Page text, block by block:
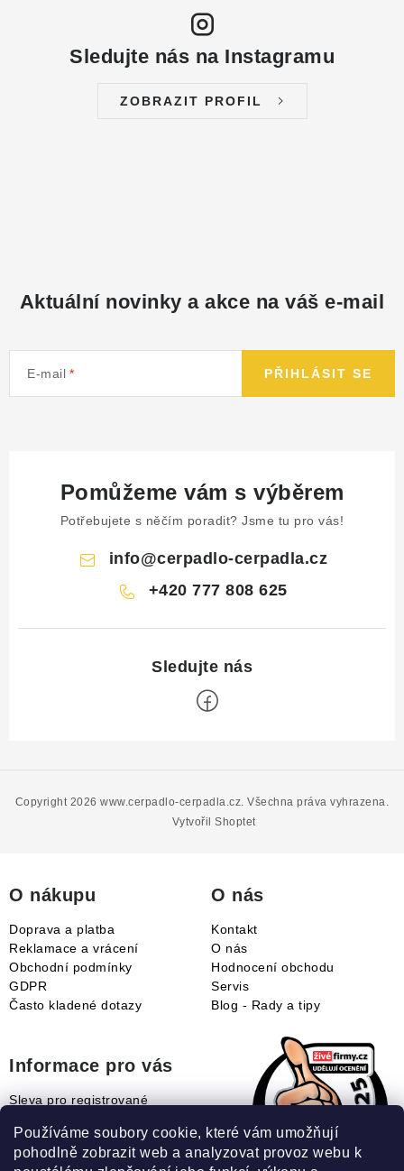
Používáme soubory cookie, které vám umožňují
pohodlně zobrazit web a analyzovat provoz webu k
Sledujte nás na Instagramu
ZOBRAZIT PROFIL
Aktuální novinky a akce na váš e-mail
E-mail PŘIHLÁSIT SE
Pomůžeme vám s výběrem
Potřebujete s něčím poradit? Jsme tu pro vás!
info@cerpadlo-cerpadla.cz
+420 777 808 625
Vytvořil Shoptet
Copyright 2026www.cerpadlo-cerpadla.cz. Všechna práva vyhrazena.
O nákupu
Doprava a platba
Reklamace a vrácení
Obchodní podmínky
GDPR
Často kladené dotazy
O nás
Kontakt
O nás
Hodnocení obchodu
Servis
Blog - Rady a tipy
Informace pro vás
Sleva pro registrované
Jak uplatnit slevový kupón?
Jak nakupovat?